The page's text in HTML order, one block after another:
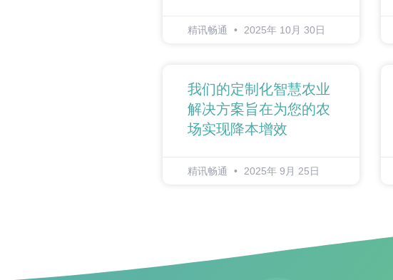
精讯畅通 2025年 10月 30日
我们的定制化智慧农业
解决方案旨在为您的农
场实现降本增效
精讯畅通 2025年 9月 25日